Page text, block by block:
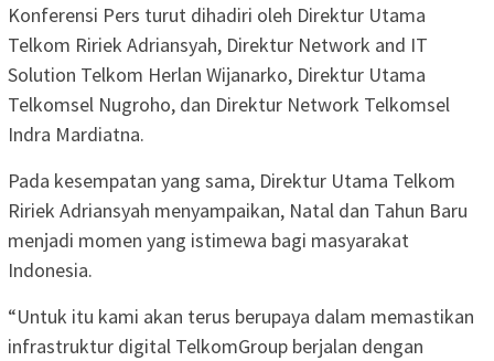
Konferensi Pers turut dihadiri oleh Direktur Utama
Telkom Ririek Adriansyah, Direktur Network and IT
Solution Telkom Herlan Wijanarko, Direktur Utama
Telkomsel Nugroho, dan Direktur Network Telkomsel
Indra Mardiatna.
Pada kesempatan yang sama, Direktur Utama Telkom
Ririek Adriansyah menyampaikan, Natal dan Tahun Baru
menjadi momen yang istimewa bagi masyarakat
Indonesia.
“Untuk itu kami akan terus berupaya dalam memastikan
infrastruktur digital TelkomGroup berjalan dengan